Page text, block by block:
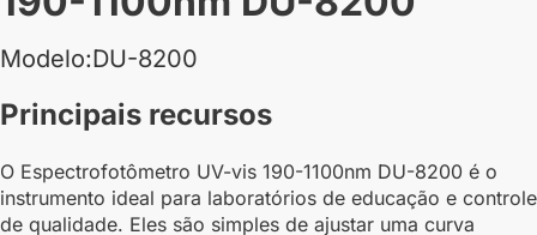
Modelo:DU-8200
Principais recursos
O Espectrofotômetro UV-vis 190-1100nm DU-8200 é o
instrumento ideal para laboratórios de educação e controle
de qualidade. Eles são simples de ajustar uma curva